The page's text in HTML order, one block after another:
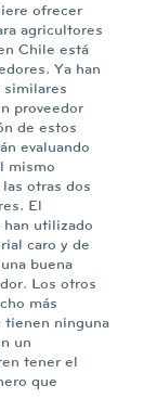
ofrecer
agricultores
Chile está
Ya han
similares
proveedor
de estos
evaluando
mismo
otras dos
El
utilizado
caro y de
buena
Los otros
más
tienen ninguna
un
tener el
que